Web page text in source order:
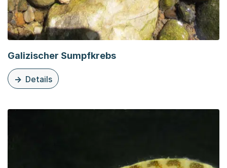
Galizischer Sumpfkrebs
Details
zu dieser Organisationsseite: Galizischer Sumpfkrebs